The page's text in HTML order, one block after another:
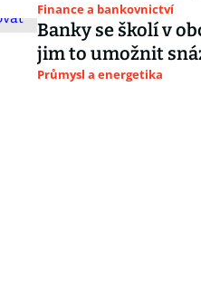
Finance a bankovnictví
Banky se školí v
jim to umožnit
Průmysl a energetika